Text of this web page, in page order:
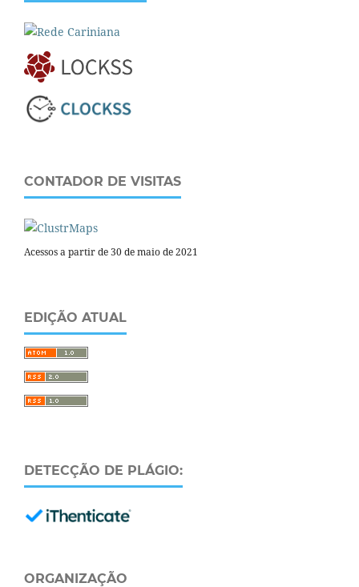
CONTADOR DE VISITAS
Acessos a partir de 30 de maio de 2021
EDIÇÃO ATUAL
DETECÇÃO DE PLÁGIO:
ORGANIZAÇÃO